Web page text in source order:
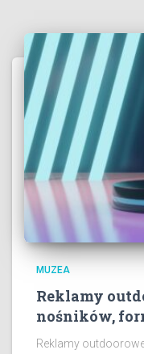
MUZEA
Reklamy
nośników,
Reklamy